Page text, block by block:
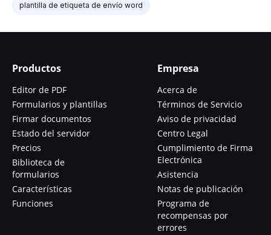
plantilla de etiqueta de envío word
Productos
Editor de PDF
Formularios y plantillas
Firmar documentos
Estado del servidor
Precios
Biblioteca de
formularios
Características
Funciones
Empresa
Acerca de
Términos de Servicio
Aviso de privacidad
Centro Legal
Cumplimiento de Firma
Electrónica
Asistencia
Notas de publicación
Programa de
recompensas por
errores